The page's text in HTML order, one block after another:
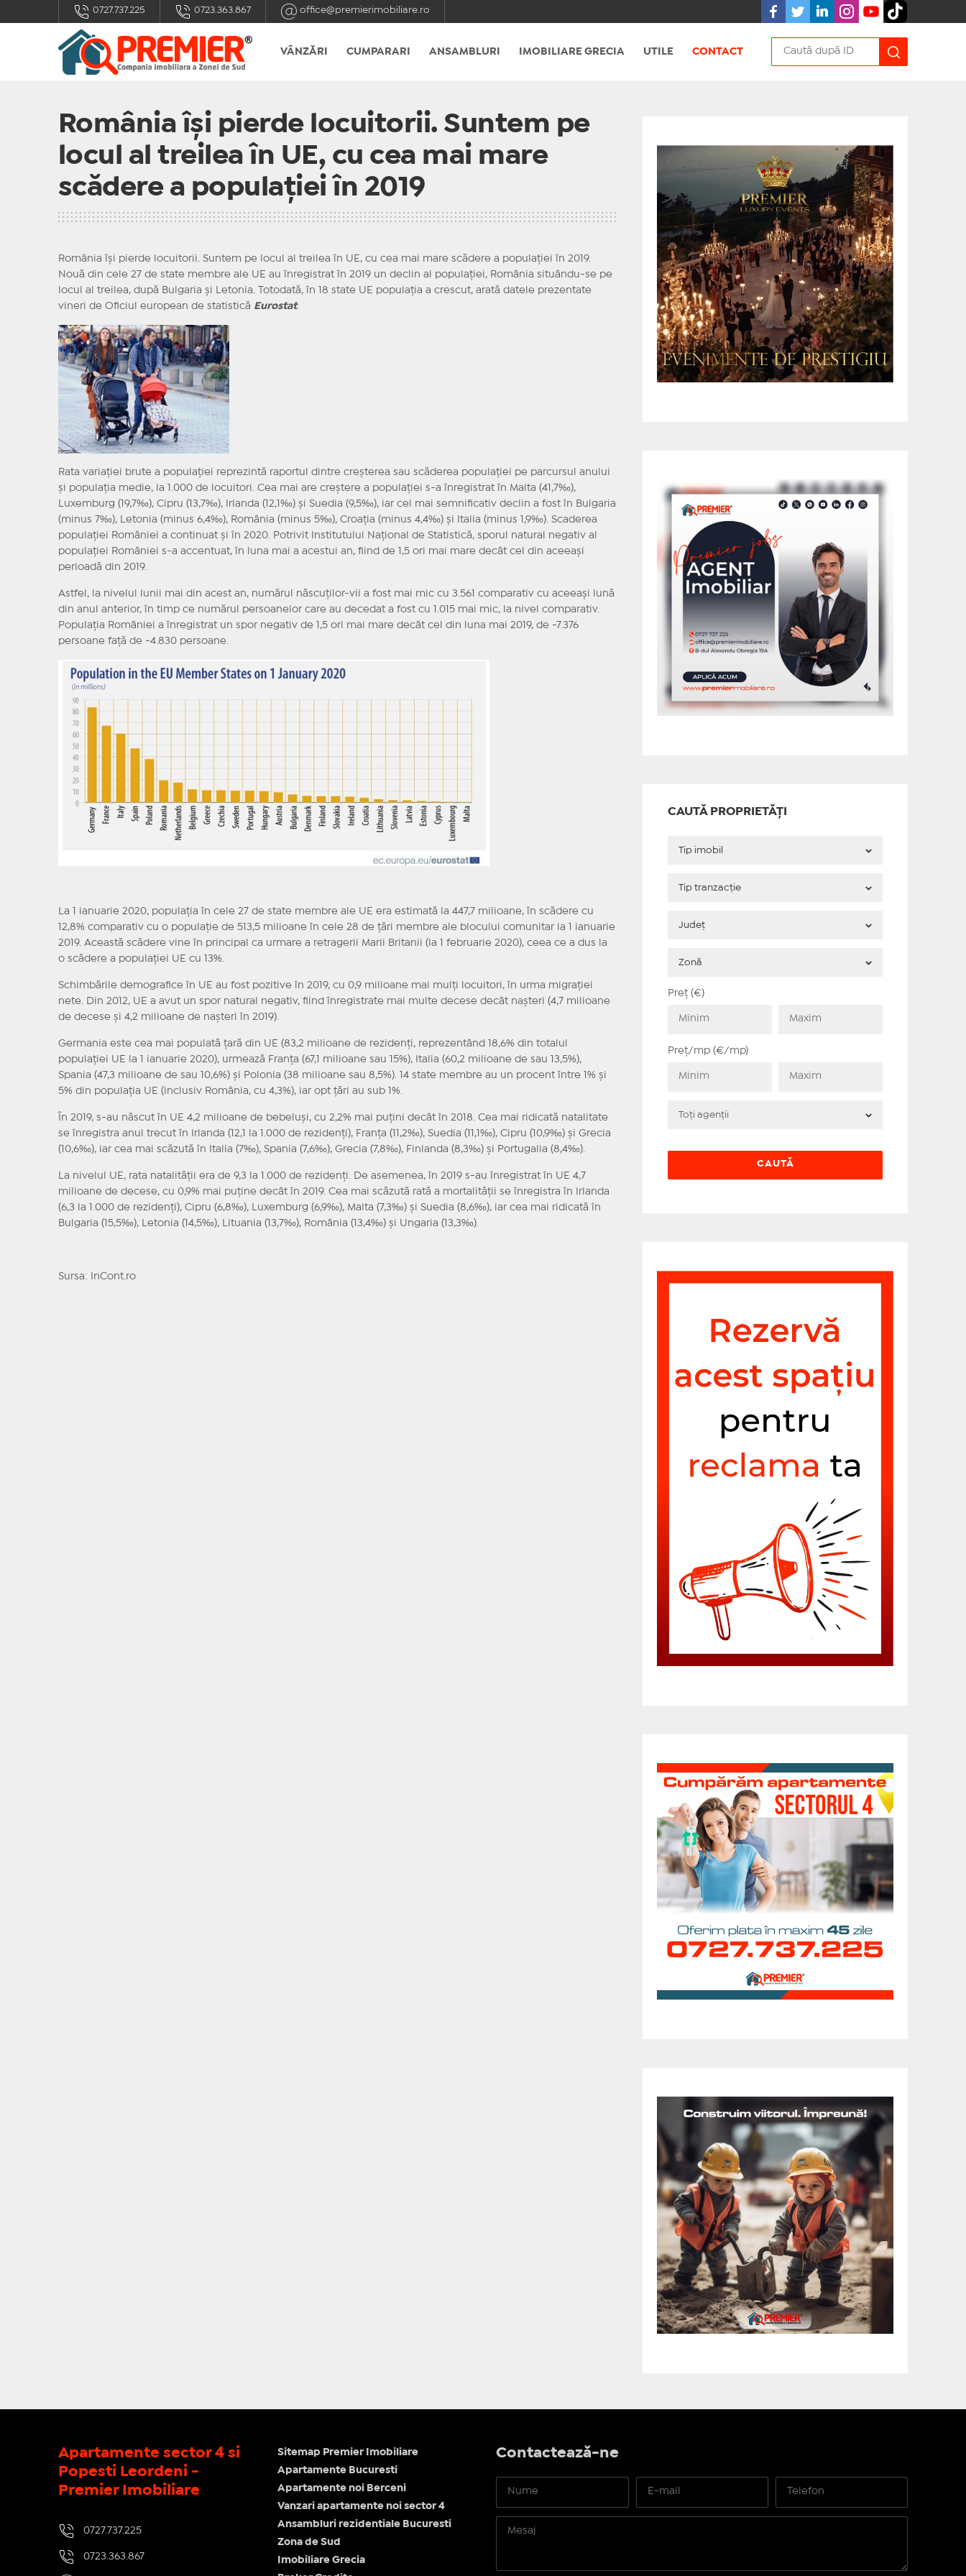
0727.737.225 0723.363.867 office@premierimobiliare.ro
VÂNZĂRI CUMPARARI ANSAMBLURI IMOBILIARE GRECIA UTILE CONTACT
România își pierde locuitorii. Suntem pe
locul al treilea în UE, cu cea mai mare
scădere a populaţiei în 2019
România își pierde locuitorii. Suntem pe locul al treilea în UE, cu cea mai mare scădere a populaţiei în 2019.
Nouă din cele 27 de state membre ale UE au înregistrat în 2019 un declin al populaţiei, România situându-se pe
locul al treilea, după Bulgaria și Letonia. Totodată, în 18 state UE populaţia a crescut, arată datele prezentate
vineri de Oficiul european de statistică Eurostat.
Rata variaţiei brute a populaţiei reprezintă raportul dintre creşterea sau scăderea populaţiei pe parcursul anului
şi populaţia medie, la 1.000 de locuitori. Cea mai are creştere a populaţiei s-a înregistrat în Malta (41,7‰),
Luxemburg (19,7‰), Cipru (13,7‰), Irlanda (12,1‰) şi Suedia (9,5‰), iar cel mai semnificativ declin a fost în Bulgaria
(minus 7‰), Letonia (minus 6,4‰), România (minus 5‰), Croaţia (minus 4,4‰) şi Italia (minus 1,9‰). Scaderea
populației României a continuat și în 2020. Potrivit Institutului Naţional de Statistică, sporul natural negativ al
populaţiei României s-a accentuat, în luna mai a acestui an, fiind de 1,5 ori mai mare decât cel din aceeaşi
perioadă din 2019.
Astfel, la nivelul lunii mai din acest an, numărul născuţilor-vii a fost mai mic cu 3.561 comparativ cu aceeaşi lună
din anul anterior, în timp ce numărul persoanelor care au decedat a fost cu 1.015 mai mic, la nivel comparativ.
Populaţia României a înregistrat un spor negativ de 1,5 ori mai mare decât cel din luna mai 2019, de -7.376
persoane faţă de -4.830 persoane.
La 1 ianuarie 2020, populaţia în cele 27 de state membre ale UE era estimată la 447,7 milioane, în scădere cu
12,8% comparativ cu o populaţie de 513,5 milioane în cele 28 de ţări membre ale blocului comunitar la 1 ianuarie
2019. Această scădere vine în principal ca urmare a retragerii Marii Britanii (la 1 februarie 2020), ceea ce a dus la
o scădere a populaţiei UE cu 13%.
Schimbările demografice în UE au fost pozitive în 2019, cu 0,9 milioane mai mulţi locuitori, în urma migraţiei
nete. Din 2012, UE a avut un spor natural negativ, fiind înregistrate mai multe decese decât naşteri (4,7 milioane
de decese şi 4,2 milioane de naşteri în 2019).
Germania este cea mai populată ţară din UE (83,2 milioane de rezidenţi, reprezentând 18,6% din totalul
populaţiei UE la 1 ianuarie 2020), urmează Franţa (67,1 milioane sau 15%), Italia (60,2 milioane de sau 13,5%),
Spania (47,3 milioane de sau 10,6%) şi Polonia (38 milioane sau 8,5%). 14 state membre au un procent între 1% şi
5% din populaţia UE (inclusiv România, cu 4,3%), iar opt ţări au sub 1%.
În 2019, s-au născut în UE 4,2 milioane de bebeluşi, cu 2,2% mai puţini decât în 2018. Cea mai ridicată natalitate
se înregistra anul trecut în Irlanda (12,1 la 1.000 de rezidenţi), Franţa (11,2‰), Suedia (11,1‰), Cipru (10,9‰) şi Grecia
(10,6‰), iar cea mai scăzută în Italia (7‰), Spania (7,6‰), Grecia (7,8‰), Finlanda (8,3‰) şi Portugalia (8,4‰).
La nivelul UE, rata natalităţii era de 9,3 la 1.000 de rezidenţi. De asemenea, în 2019 s-au înregistrat în UE 4,7
milioane de decese, cu 0,9% mai puţine decât în 2019. Cea mai scăzută rată a mortalităţii se înregistra în Irlanda
(6,3 la 1.000 de rezidenţi), Cipru (6,8‰), Luxemburg (6,9‰), Malta (7,3‰) şi Suedia (8,6‰), iar cea mai ridicată în
Bulgaria (15,5‰), Letonia (14,5‰), Lituania (13,7‰), România (13,4‰) şi Ungaria (13,3‰).
Sursa: InCont.ro
CAUTĂ PROPRIETĂȚI
Preț (€)
Preț/mp (€/mp)
Apartamente sector 4 si
Popesti Leordeni -
Premier Imobiliare
0727.737.225
0723.363.867
Sitemap Premier Imobiliare
Apartamente Bucuresti
Apartamente noi Berceni
Vanzari apartamente noi sector 4
Ansambluri rezidentiale Bucuresti
Zona de Sud
Imobiliare Grecia
Contactează-ne